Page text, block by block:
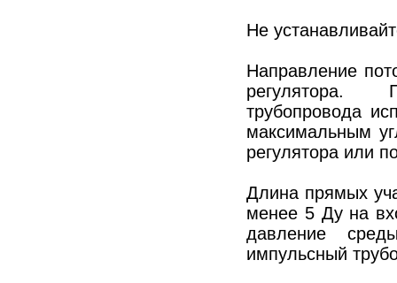
Не
Направление
трубопровода
максимальным
регулятора или
Длина прямых
менее 5 Дy на
давление
импульсный